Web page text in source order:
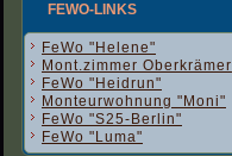
FEWO-LINKS
FeWo "Helene"
Mont.zimmer Oberkrämer
FeWo "Heidrun"
Monteurwohnung "Moni"
FeWo "S25-Berlin"
FeWo "Luma"